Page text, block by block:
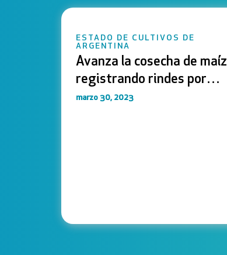
ESTADO DE CULTIVOS DE
ARGENTINA
Avanza la cosecha de maíz
registrando rindes por
debajo de los esperados
marzo 30, 2023